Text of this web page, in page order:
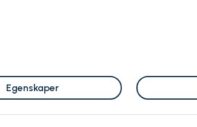
Egenskaper